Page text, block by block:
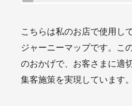
こちらは私のお店で使用し
ジャーニーマップです。こ
のおかげで、お客さまに適
集客施策を実現しています。